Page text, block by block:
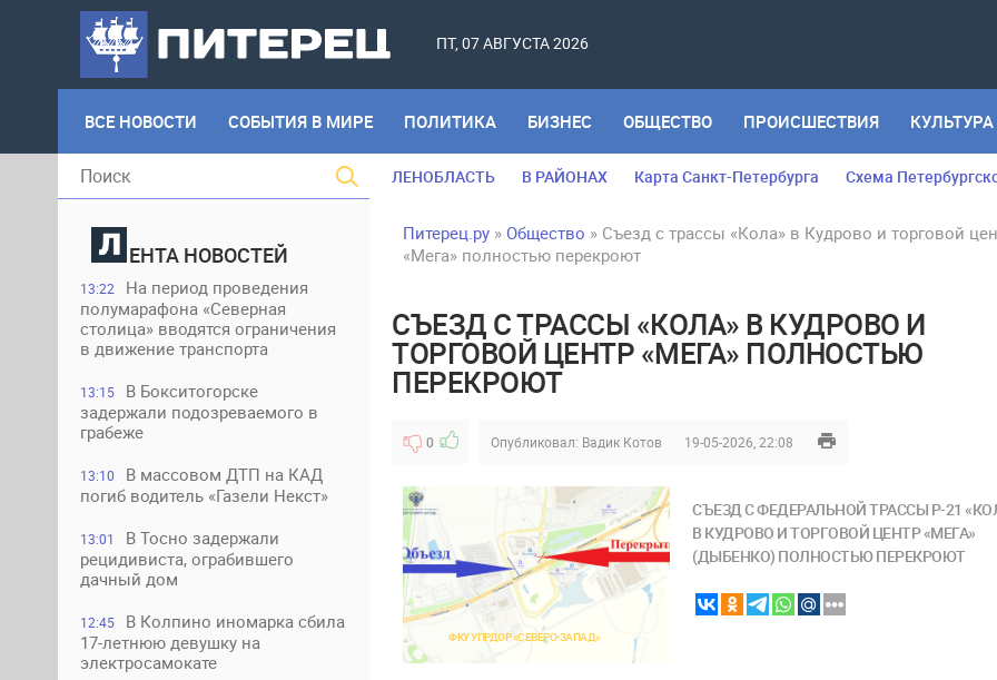
ПТ, 07 АВГУСТА 2026
ВСЕ НОВОСТИ СОБЫТИЯ В МИРЕ ПОЛИТИКА БИЗНЕС ОБЩЕСТВО ПРОИСШЕСТВИЯ КУЛЬТУРА
ЕНТА НОВОСТЕЙ
13:22
На период проведения
полумарафона «Северная
столица» вводятся ограничения
в движение транспорта
13:15
В Бокситогорске
задержали подозреваемого в
грабеже
13:10
В массовом ДТП на КАД
погиб водитель «Газели Некст»
13:01
В Тосно задержали
рецидивиста, ограбившего
дачный дом
12:45
В Колпино иномарка сбила
17-летнюю девушку на
электросамокате
ЛЕНОБЛАСТЬ В РАЙОНАХ Карта Санкт-Петербурга Схема
Питерец.ру » Общество » Съезд с трассы «Кола» в Кудрово и торговой
«Мега» полностью перекроют
СЪЕЗД С ТРАССЫ «КОЛА» В КУДРОВО И
ТОРГОВОЙ ЦЕНТР «МЕГА» ПОЛНОСТЬЮ
ПЕРЕКРОЮТ
0 Опубликовал: Вадик Котов 19-05-2026, 22:08
ФКУ УПРДОР «СЕВЕРО-ЗАПАД»
СЪЕЗД С ФЕДЕРАЛЬНОЙ ТРАССЫ Р-21
В КУДРОВО И ТОРГОВОЙ ЦЕНТР «МЕГА»
(ДЫБЕНКО) ПОЛНОСТЬЮ ПЕРЕКРОЮТ